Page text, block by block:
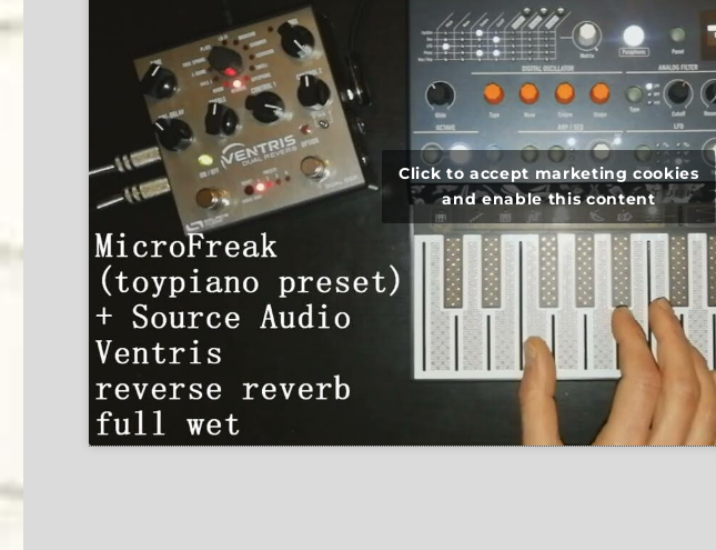
Click to accept marketing cookies
and enable this content